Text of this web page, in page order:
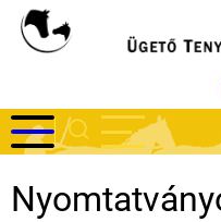
Ugrás